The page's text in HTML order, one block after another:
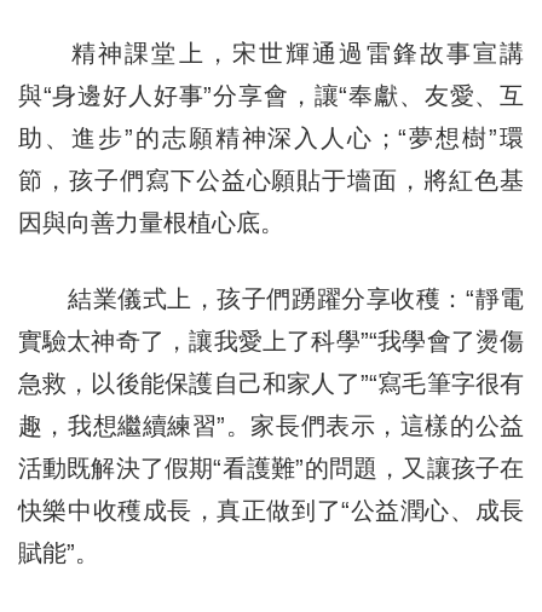
精神課堂上，宋世輝通過雷鋒故事宣講
與“身邊好人好事”分享會，讓“奉獻、友愛、互
助、進步”的志願精神深入人心；“夢想樹”環
節，孩子們寫下公益心願貼于墻面，將紅色基
因與向善力量根植心底。
結業儀式上，孩子們踴躍分享收穫：“靜電
實驗太神奇了，讓我愛上了科學”“我學會了燙傷
急救，以後能保護自己和家人了”“寫毛筆字很有
趣，我想繼續練習”。家長們表示，這樣的公益
活動既解決了假期“看護難”的問題，又讓孩子在
快樂中收穫成長，真正做到了“公益潤心、成長
賦能”。